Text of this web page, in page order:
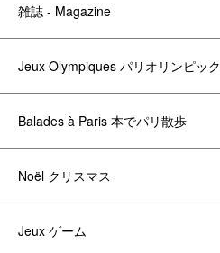
雑誌 - Magazine
Jeux Olympiques パリオリンピック
Balades à Paris 本でパリ散歩
Noël クリスマス
Jeux ゲーム